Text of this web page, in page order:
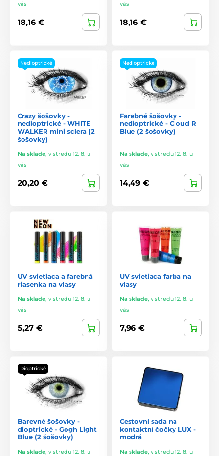
vás
18,16 €
vás
18,16 €
Nedioptrické
Crazy šošovky -
nedioptrické - WHITE
WALKER mini sclera (2
šošovky)
Na sklade, v stredu 12. 8. u
vás
20,20 €
Nedioptrické
Farebné šošovky -
nedioptrické - Cloud R
Blue (2 šošovky)
Na sklade, v stredu 12. 8. u
vás
14,49 €
UV svietiaca a farebná
riasenka na vlasy
Na sklade, v stredu 12. 8. u
vás
5,27 €
UV svietiaca farba na
vlasy
Na sklade, v stredu 12. 8. u
vás
7,96 €
Dioptrické
Barevné šošovky -
dioptrické - Gogh Light
Blue (2 šošovky)
Na sklade, v stredu 12. 8. u
Cestovní sada na
kontaktní čočky LUX -
modrá
Na sklade, v stredu 12. 8. u